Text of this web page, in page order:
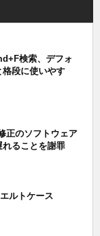
検索、デフォ
段に使いやす
正のソフトウェア
れることを謝罪
ルトケース